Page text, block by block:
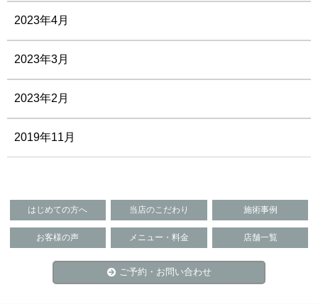
2023年4月
2023年3月
2023年2月
2019年11月
はじめての方へ 当店のこだわり 施術事例
お客様の声 メニュー・料金 店舗一覧
ご予約・お問い合わせ